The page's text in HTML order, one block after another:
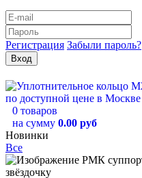
Регистрация Забыли пароль?
0 товаров
на сумму 0.00 руб
Новинки
Все